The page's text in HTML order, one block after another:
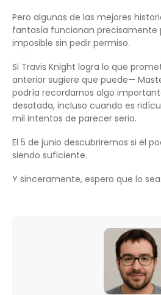
Pero algunas de las mejores
fantasía funcionan precisamente
imposible sin pedir permiso.
Si Travis Knight logra lo que
anterior sugiere que puede—
podría recordarnos algo
desatada, incluso cuando es
mil intentos de parecer serio.
El 5 de junio descubriremos si el
siendo suficiente.
Y sinceramente, espero que lo sea.